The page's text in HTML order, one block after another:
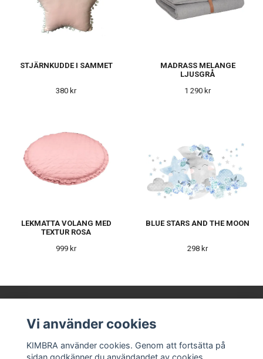
STJÄRNKUDDE I SAMMET
380 kr
MADRASS MELANGE
LJUSGRÅ
1 290 kr
LEKMATTA VOLANG MED
TEXTUR ROSA
999 kr
BLUE STARS AND THE MOON
298 kr
KIMBRA AB
Vi använder cookies
KIMBRA använder cookies. Genom att fortsätta på
sidan godkänner du användandet av cookies.